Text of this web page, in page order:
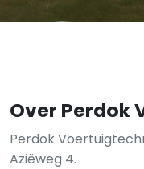
Over Perdok
Perdok
Aziëweg 4.